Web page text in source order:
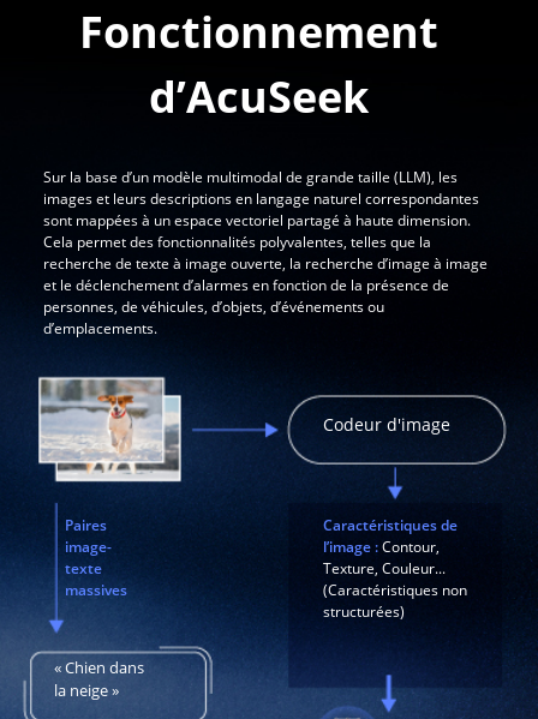
Paires
image-
texte
massives
« Chien dans
la neige »
Caractéristiques de
l’image :Contour,
Texture, Couleur...
(Caractéristiques non
structurées)
Codeur d'image
Sur la base d’un modèle multimodal de grande taille (LLM), les
images et leurs descriptions en langage naturel correspondantes
sont mappées à un espace vectoriel partagé à haute dimension.
Cela permet des fonctionnalités polyvalentes, telles que la
recherche de texte à image ouverte, la recherche d’image à image
et le déclenchement d’alarmes en fonction de la présence de
personnes, de véhicules, d’objets, d’événements ou
d’emplacements.
Fonctionnement
d’AcuSeek